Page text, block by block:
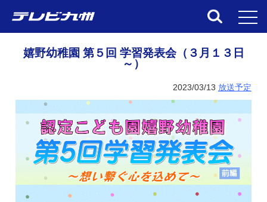
嬉野幼稚園 第５回 学習発表会（３月１３日
～）
2023/03/13 放送予定